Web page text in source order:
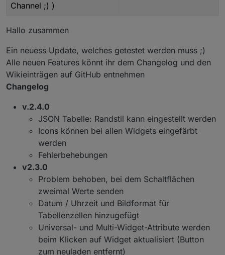
Channel ;) )
Hallo zusammen
Ein neuess Update, welches getestet werden muss ;)
Alle neuen Features könnt ihr dem Changelog und den
Wikieinträgen auf GitHub entnehmen
Changelog
v.2.4.0
JSON Tabelle: Randstil kann eingestellt werden
Icons können bei allen Widgets eingefärbt
werden
Fehlerbehebungen
v2.3.0
Problem behoben, bei dem Schaltflächen
zweimal Werte senden
Datum / Uhrzeit und Bildformat für
Tabellenzellen hinzugefügt
Universal- und Multi-Widget-Attribute werden
beim Klicken auf Widget aktualisiert (Button
zum neuladen entfernt)